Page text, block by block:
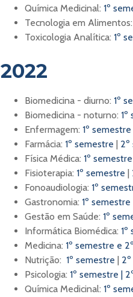
Química Medicinal: 1º
Tecnologia em Alimentos:
Toxicologia Analítica: 1º
2022
Biomedicina - diurno: 1º
Biomedicina - noturno: 1º
Enfermagem: 1º semestre
Farmácia: 1º semestre | 2º
Física Médica: 1º semestre
Fisioterapia: 1º semestre |
Fonoaudiologia: 1º
Gastronomia: 1º semestre
Gestão em Saúde: 1º
Informática Biomédica: 1º
Medicina: 1º semestre e
Nutrição: 1º semestre |
Psicologia: 1º semestre |
Química Medicinal: 1º